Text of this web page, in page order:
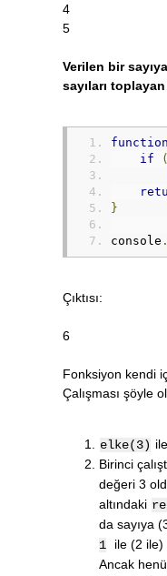
4
5
Verilen bir
sayıları
function
if
(
}
console .
Çıktısı:
6
Fonksiyon kendi
Çalışması şöyle
elke(3)
Birinci
değeri 3
altındaki
da sayıya
1 ile (2 ile)
Ancak